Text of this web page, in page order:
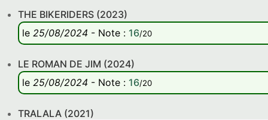
THE BIKERIDERS (2023)
le 25/08/2024 - Note : 16/20
LE ROMAN DE JIM (2024)
le 25/08/2024 - Note : 16/20
TRALALA (2021)